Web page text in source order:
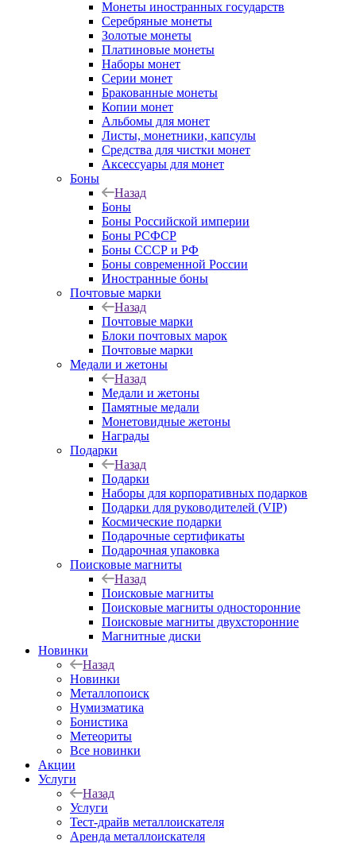
Монеты иностранных государств
Серебряные монеты
Золотые монеты
Платиновые монеты
Наборы монет
Серии монет
Бракованные монеты
Копии монет
Альбомы для монет
Листы, монетники, капсулы
Средства для чистки монет
Аксессуары для монет
Боны
Назад
Боны
Боны Российской империи
Боны РСФСР
Боны СССР и РФ
Боны современной России
Иностранные боны
Почтовые марки
Назад
Почтовые марки
Блоки почтовых марок
Почтовые марки
Медали и жетоны
Назад
Медали и жетоны
Памятные медали
Монетовидные жетоны
Награды
Подарки
Назад
Подарки
Наборы для корпоративных подарков
Подарки для руководителей (VIP)
Космические подарки
Подарочные сертификаты
Подарочная упаковка
Поисковые магниты
Назад
Поисковые магниты
Поисковые магниты односторонние
Поисковые магниты двухсторонние
Магнитные диски
Новинки
Назад
Новинки
Металлопоиск
Нумизматика
Бонистика
Метеориты
Все новинки
Акции
Услуги
Назад
Услуги
Тест-драйв металлоискателя
Аренда металлоискателя